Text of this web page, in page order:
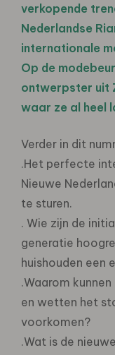
verkopende
Nederlandse
internationale
Op de
ontwerpster uit
waar ze al heel
Verder in dit
.Het perfecte
Nieuwe
te sturen.
. Wie zijn de
generatie
huishouden een
.Waarom
en wetten het
voorkomen?
.Wat is de